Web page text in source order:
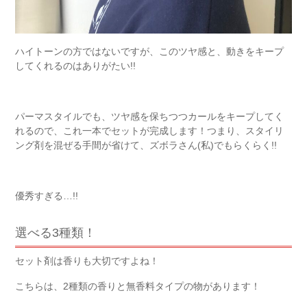
ハイトーンの方ではないですが、このツヤ感と、動きをキープ
してくれるのはありがたい!!
パーマスタイルでも、ツヤ感を保ちつつカールをキープしてく
れるので、これ一本でセットが完成します！つまり、スタイリ
ング剤を混ぜる手間が省けて、ズボラさん(私)でもらくらく!!
優秀すぎる…!!
選べる3種類！
セット剤は香りも大切ですよね！
こちらは、2種類の香りと無香料タイプの物があります！